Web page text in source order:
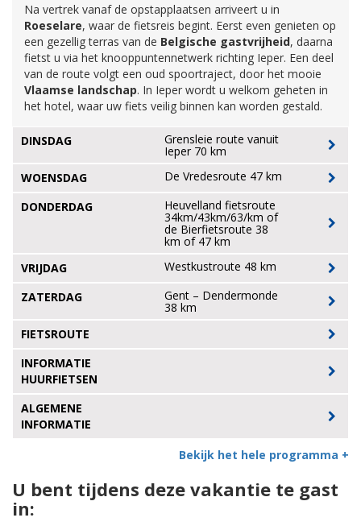
Na vertrek vanaf de opstapplaatsen arriveert u in
Roeselare, waar de fietsreis begint. Eerst even genieten op
een gezellig terras van de Belgische gastvrijheid, daarna
fietst u via het knooppuntennetwerk richting Ieper. Een deel
van de route volgt een oud spoortraject, door het mooie
Vlaamse landschap. In Ieper wordt u welkom geheten in
het hotel, waar uw fiets veilig binnen kan worden gestald.
DINSDAG Grensleie route vanuit
Ieper 70 km
WOENSDAG
De Vredesroute 47 km
DONDERDAG
Heuvelland fietsroute
34km/43km/63/km of
de Bierfietsroute 38
km of 47 km
VRIJDAG
Westkustroute 48 km
ZATERDAG
Gent – Dendermonde
38 km
FIETSROUTE
INFORMATIE
HUURFIETSEN
ALGEMENE
INFORMATIE
Bekijk het hele programma +
U bent tijdens deze vakantie te gast
in: